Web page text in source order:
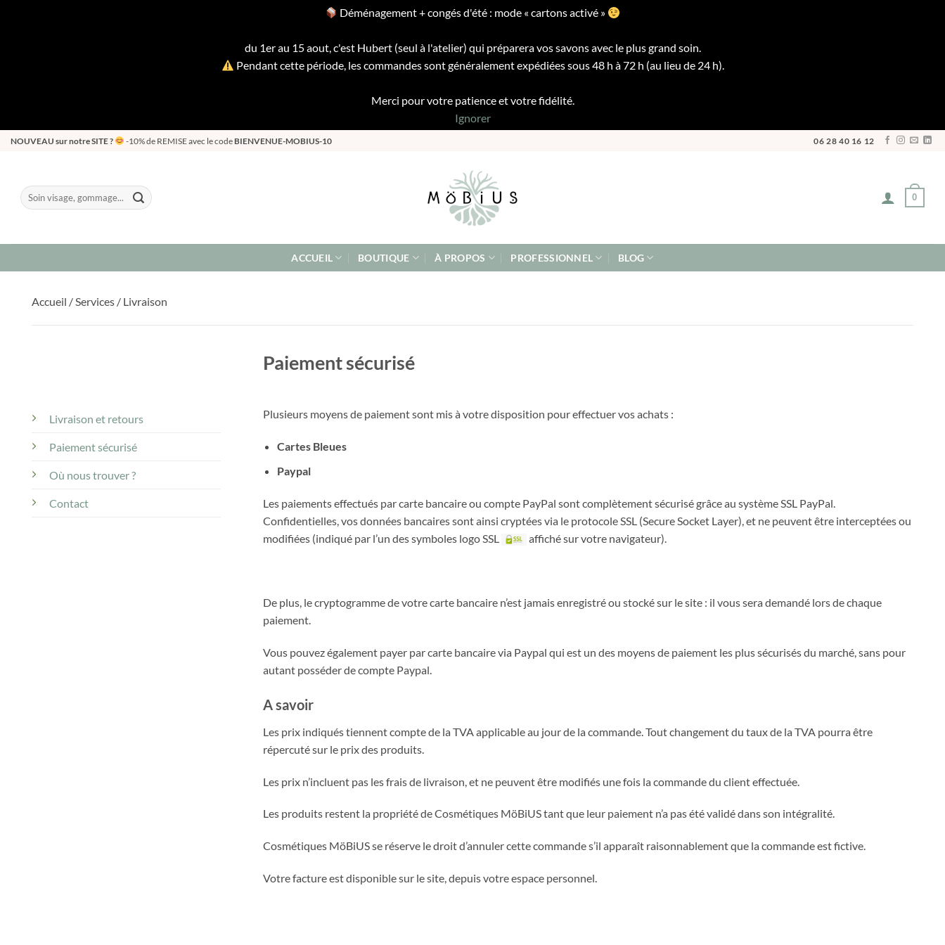
Déménagement + congés d'été : mode « cartons activé »
du 1er au 15 aout, c'est Hubert (seul à l'atelier) qui préparera vos savons avec le plus grand soin.
Pendant cette période, les commandes sont généralement expédiées sous 48 h à 72 h (au lieu de 24 h).
Merci pour votre patience et votre fidélité.
Ignorer
Passer
NOUVEAU sur notre SITE ? -10% de REMISE avec le code BIENVENUE-MOBIUS-10 06 28 40 16 12
Recherche
pour :
0
ACCUEIL BOUTIQUE À PROPOS PROFESSIONNEL BLOG
Accueil / Services / Livraison
Paiement sécurisé
Livraison et retours
Paiement sécurisé
Où nous trouver ?
Contact
Plusieurs moyens de paiement sont mis à votre disposition pour effectuer vos achats :
Cartes Bleues
Paypal
Les paiements effectués par carte bancaire ou compte PayPal sont complètement sécurisé grâce au système SSL PayPal.
Confidentielles, vos données bancaires sont ainsi cryptées via le protocole SSL (Secure Socket Layer), et ne peuvent être interceptées ou
modifiées (indiqué par l’un des symboles logo SSL
affiché sur votre navigateur).
De plus, le cryptogramme de votre carte bancaire n’est jamais enregistré ou stocké sur le site : il vous sera demandé lors de chaque
paiement.
Vous pouvez également payer par carte bancaire via Paypal qui est un des moyens de paiement les plus sécurisés du marché, sans pour
autant posséder de compte Paypal.
A savoir
Les prix indiqués tiennent compte de la TVA applicable au jour de la commande. Tout changement du taux de la TVA pourra être
répercuté sur le prix des produits.
Les prix n’incluent pas les frais de livraison, et ne peuvent être modifiés une fois la commande du client effectuée.
Les produits restent la propriété de Cosmétiques MöBiUS tant que leur paiement n’a pas été validé dans son intégralité.
Cosmétiques MöBiUS se réserve le droit d’annuler cette commande s’il apparaît raisonnablement que la commande est fictive.
Votre facture est disponible sur le site, depuis votre espace personnel.